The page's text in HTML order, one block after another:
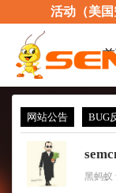
活动（美国
网站公告 BUG
黑蚂蚁